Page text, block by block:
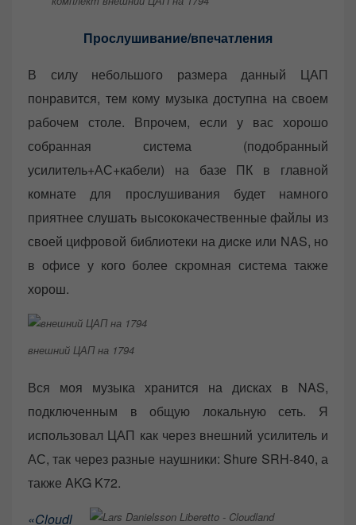
Прослушивание/впечатления
В силу небольшого размера данный ЦАП
понравится, тем кому музыка доступна на своем
рабочем столе. Впрочем, если у вас хорошо
собранная система (подобранный
усилитель+АС+кабели) на базе ПК в главной
комнате для прослушивания будет намного
приятнее слушать высококачественные файлы из
своей цифровой библиотеки на диcке или NAS, но
в офисе у кого более скромная система также
хорош.
внешний ЦАП на 1794
Вся моя музыка хранится на дисках в NAS,
подключенным в общую локальную сеть. Я
использовал ЦАП как через внешний усилитель и
АС, так через разные наушники: Shure SRH-840, а
также AKG K72.
«Cloudl